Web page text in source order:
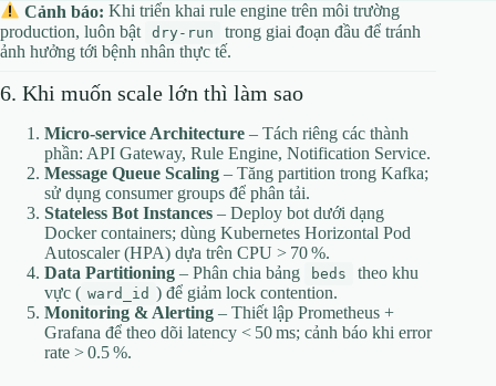
Cảnh báo: Khi triển khai rule engine trên môi trường
production, luôn bật
dry‑run
trong giai đoạn đầu để tránh
ảnh hưởng tới bệnh nhân thực tế.
6. Khi muốn scale lớn thì làm sao
Micro‑service Architecture – Tách riêng các thành
phần: API Gateway, Rule Engine, Notification Service.
Message Queue Scaling – Tăng partition trong Kafka;
sử dụng consumer groups để phân tải.
Stateless Bot Instances – Deploy bot dưới dạng
Docker containers; dùng Kubernetes Horizontal Pod
Autoscaler (HPA) dựa trên CPU > 70 %.
Data Partitioning – Phân chia bảng beds
theo khu
vực ( ward_id ) để giảm lock contention.
Monitoring & Alerting – Thiết lập Prometheus +
Grafana để theo dõi latency < 50 ms; cảnh báo khi error
rate > 0.5 %.